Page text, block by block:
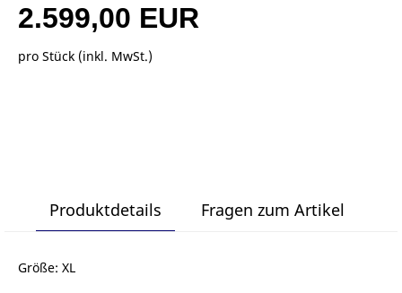
2.599,00 EUR
pro Stück (inkl. MwSt.)
Produktdetails Fragen zum Artikel
Größe: XL